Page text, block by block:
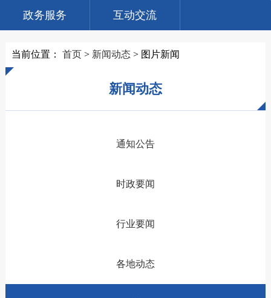
政务服务 互动交流
当前位置： 首页> 新闻动态> 图片新闻
新闻动态
通知公告
时政要闻
行业要闻
各地动态